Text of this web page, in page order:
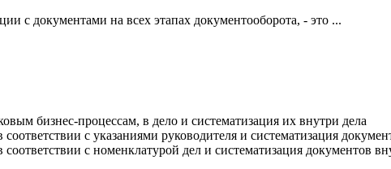
с документами на всех этапах документооборота, - это ...
бизнес-процессам, в дело и систематизация их внутри дела
с указаниями руководителя и систематизация
с номенклатурой дел и систематизация документов